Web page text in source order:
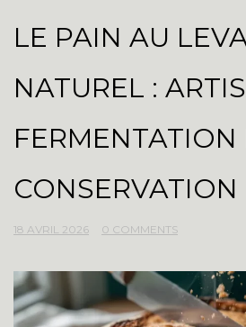
LE PAIN AU
NATUREL :
FERMENTATION
CONSERVATION
18 AVRIL 2026 0 COMMENTS